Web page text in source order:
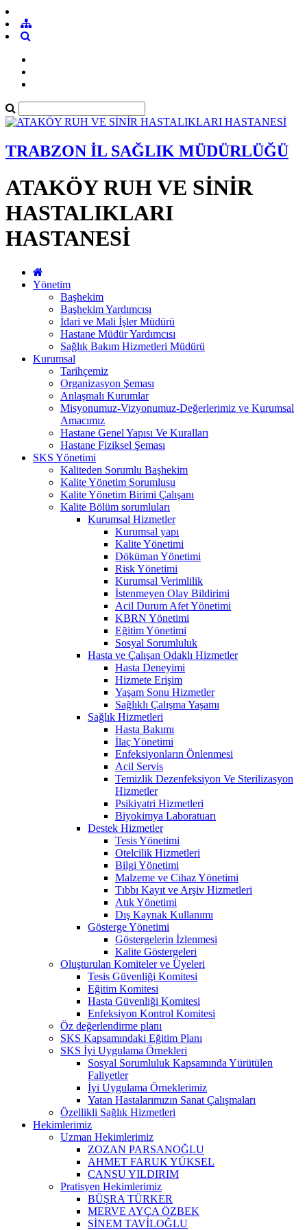
TRABZON İL SAĞLIK MÜDÜRLÜĞÜ
ATAKÖY RUH VE SİNİR
HASTALIKLARI
HASTANESİ
Yönetim
Başhekim
Başhekim Yardımcısı
İdari ve Mali İşler Müdürü
Hastane Müdür Yardımcısı
Sağlık Bakım Hizmetleri Müdürü
Kurumsal
Tarihçemiz
Organizasyon Şeması
Anlaşmalı Kurumlar
Misyonumuz-Vizyonumuz-Değerlerimiz ve Kurumsal
Amacımız
Hastane Genel Yapısı Ve Kuralları
Hastane Fiziksel Şeması
SKS Yönetimi
Kaliteden Sorumlu Başhekim
Kalite Yönetim Sorumlusu
Kalite Yönetim Birimi Çalışanı
Kalite Bölüm sorumluları
Kurumsal Hizmetler
Kurumsal yapı
Kalite Yönetimi
Döküman Yönetimi
Risk Yönetimi
Kurumsal Verimlilik
İstenmeyen Olay Bildirimi
Acil Durum Afet Yönetimi
KBRN Yönetimi
Eğitim Yönetimi
Sosyal Sorumluluk
Hasta ve Çalışan Odaklı Hizmetler
Hasta Deneyimi
Hizmete Erişim
Yaşam Sonu Hizmetler
Sağlıklı Çalışma Yaşamı
Sağlık Hizmetleri
Hasta Bakımı
İlaç Yönetimi
Enfeksiyonların Önlenmesi
Acil Servis
Temizlik Dezenfeksiyon Ve Sterilizasyon
Hizmetler
Psikiyatri Hizmetleri
Biyokimya Laboratuarı
Destek Hizmetler
Tesis Yönetimi
Otelcilik Hizmetleri
Bilgi Yönetimi
Malzeme ve Cihaz Yönetimi
Tıbbı Kayıt ve Arşiv Hizmetleri
Atık Yönetimi
Dış Kaynak Kullanımı
Gösterge Yönetimi
Göstergelerin İzlenmesi
Kalite Göstergeleri
Oluşturulan Komiteler ve Üyeleri
Tesis Güvenliği Komitesi
Eğitim Komitesi
Hasta Güvenliği Komitesi
Enfeksiyon Kontrol Komitesi
Öz değerlendirme planı
SKS Kapsamındaki Eğitim Planı
SKS İyi Uygulama Örnekleri
Sosyal Sorumluluk Kapsamında Yürütülen
Faliyetler
İyi Uygulama Örneklerimiz
Yatan Hastalarımızın Sanat Çalışmaları
Özellikli Sağlık Hizmetleri
Hekimlerimiz
Uzman Hekimlerimiz
ZOZAN PARSANOĞLU
AHMET FARUK YÜKSEL
CANSU YILDIRIM
Pratisyen Hekimlerimiz
BÜŞRA TÜRKER
MERVE AYÇA ÖZBEK
SİNEM TAVİLOĞLU